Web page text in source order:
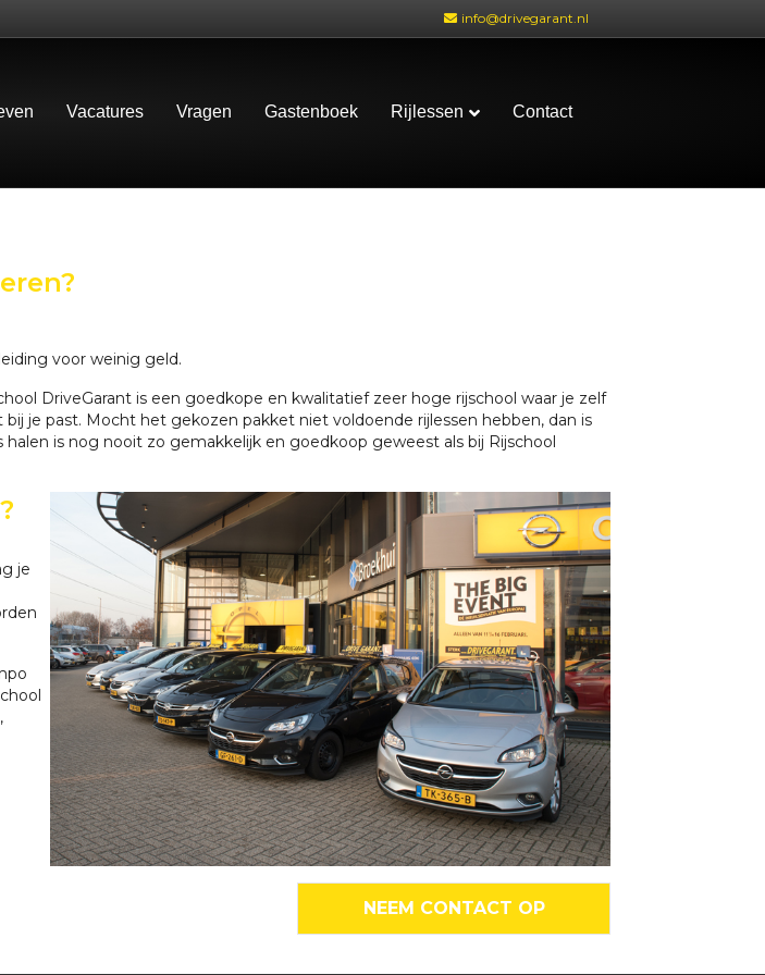
info@drivegarant.nl
Vacatures Vragen Gastenboek Rijlessen Contact
voor weinig geld.
DriveGarant is een goedkope en kwalitatief zeer hoge rijschool waar je zelf
je past. Mocht het gekozen pakket niet voldoende rijlessen hebben, dan is
is nog nooit zo gemakkelijk en goedkoop geweest als bij Rijschool
je
NEEM CONTACT OP